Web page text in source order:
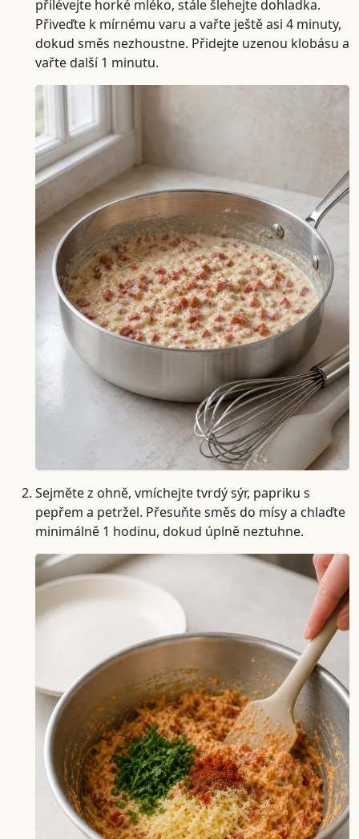
přilévejte horké mléko, stále šlehejte dohladka.
Přiveďte k mírnému varu a vařte ještě asi 4 minuty,
dokud směs nezhoustne. Přidejte uzenou klobásu a
vařte další 1 minutu.
Sejměte z ohně, vmíchejte tvrdý sýr, papriku s
pepřem a petržel. Přesuňte směs do mísy a chlaďte
minimálně 1 hodinu, dokud úplně neztuhne.